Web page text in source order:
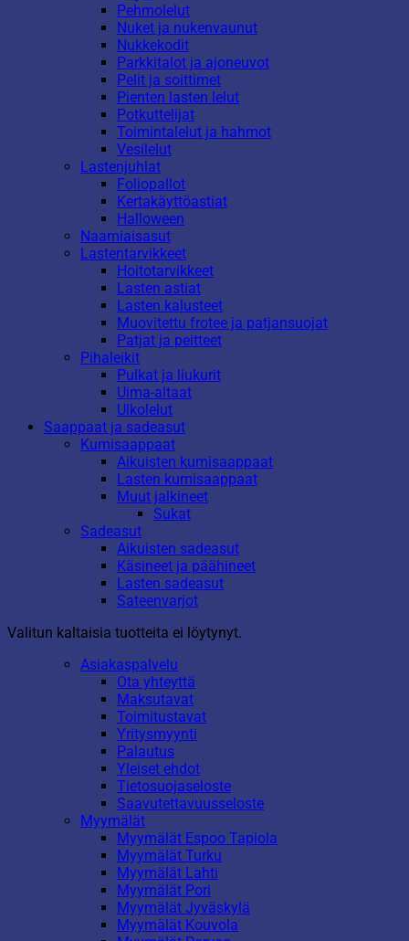
Pehmolelut
Nuket ja nukenvaunut
Nukkekodit
Parkkitalot ja ajoneuvot
Pelit ja soittimet
Pienten lasten lelut
Potkuttelijat
Toimintalelut ja hahmot
Vesilelut
Lastenjuhlat
Foliopallot
Kertakäyttöastiat
Halloween
Naamiaisasut
Lastentarvikkeet
Hoitotarvikkeet
Lasten astiat
Lasten kalusteet
Muovitettu frotee ja patjansuojat
Patjat ja peitteet
Pihaleikit
Pulkat ja liukurit
Uima-altaat
Ulkolelut
Saappaat ja sadeasut
Kumisaappaat
Aikuisten kumisaappaat
Lasten kumisaappaat
Muut jalkineet
Sukat
Sadeasut
Aikuisten sadeasut
Käsineet ja päähineet
Lasten sadeasut
Sateenvarjot
Valitun kaltaisia tuotteita ei löytynyt.
Asiakaspalvelu
Ota yhteyttä
Maksutavat
Toimitustavat
Yritysmyynti
Palautus
Yleiset ehdot
Tietosuojaseloste
Saavutettavuusseloste
Myymälät
Myymälät Espoo Tapiola
Myymälät Turku
Myymälät Lahti
Myymälät Pori
Myymälät Jyväskylä
Myymälät Kouvola